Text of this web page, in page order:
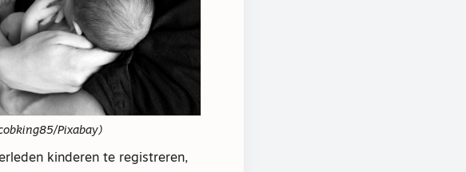
Pixabay)
kinderen te registreren,